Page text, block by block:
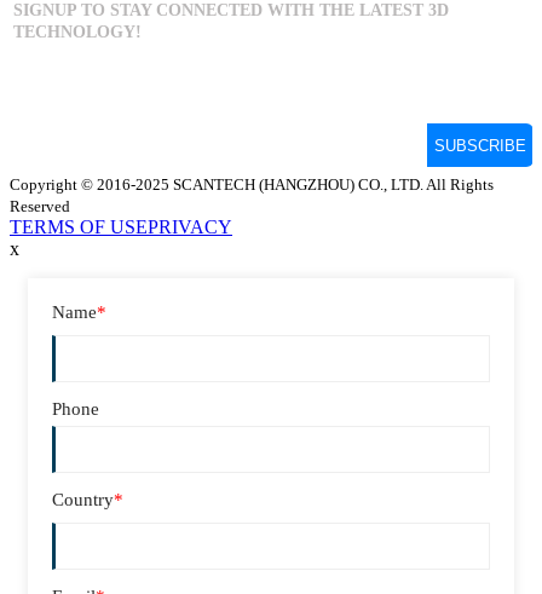
Copyright © 2016-2025 SCANTECH (HANGZHOU) CO., LTD. All Rights
Reserved
TERMS OF USEPRIVACY
x
Name*
Phone
Country*